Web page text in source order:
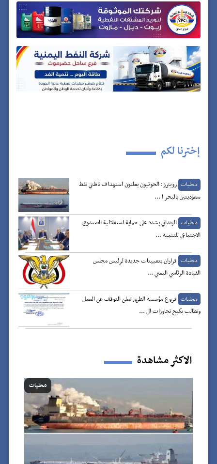
إخترنا لكم
محليات رويترز: الحوثيون يعلنون استهداف ناقلتي نفط
سعوديتين بالبحر ا ...
محليات الزنداني يشدد على حماية استقلالية الصندوق
الاجتماعي للتنمية ...
محليات قراران بتعيينات جديدة لرئيس مجلس
القيادة الرئاسي اليمني ...
محليات فروع مؤسسة الطرق تعلن التوقف عن العمل
وتطالب بكبح تجاوزات ال ...
الاكثر مشاهدة
محليات